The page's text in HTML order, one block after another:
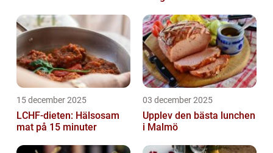
15 december 2025
LCHF-dieten: Hälsosam
mat på 15 minuter
03 december 2025
Upplev den bästa lunchen
i Malmö